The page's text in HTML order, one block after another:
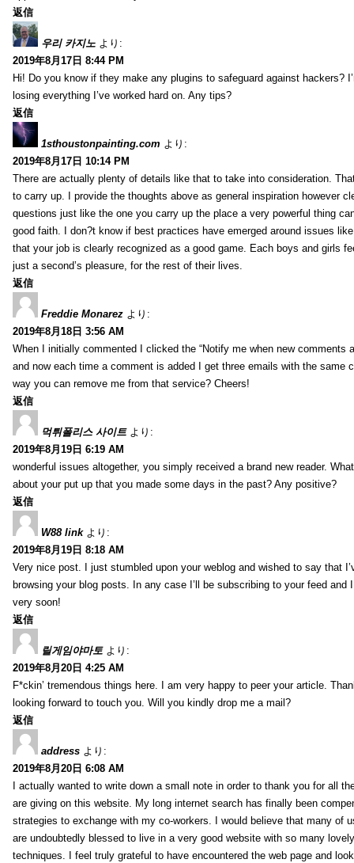
返信
우리 카지노 より:
2019年8月17日 8:44 PM
Hi! Do you know if they make any plugins to safeguard against hackers?
losing everything I’ve worked hard on. Any tips?
返信
1sthoustonpainting.com より:
2019年8月17日 10:14 PM
There are actually plenty of details like that to take into consideration.
to carry up. I provide the thoughts above as general inspiration however
questions just like the one you carry up the place a very powerful thing
good faith. I don?t know if best practices have emerged around issues
that your job is clearly recognized as a good game. Each boys and girls
just a second’s pleasure, for the rest of their lives.
返信
Freddie Monarez より:
2019年8月18日 3:56 AM
When I initially commented I clicked the “Notify me when new comments
and now each time a comment is added I get three emails with the same
way you can remove me from that service? Cheers!
返信
먹튀폴리스 사이트 より:
2019年8月19日 6:19 AM
wonderful issues altogether, you simply received a brand new reader.
about your put up that you made some days in the past? Any positive?
返信
W88 link より:
2019年8月19日 8:18 AM
Very nice post. I just stumbled upon your weblog and wished to say that
browsing your blog posts. In any case I’ll be subscribing to your feed and
very soon!
返信
릴게임야마토 より:
2019年8月20日 4:25 AM
F*ckin’ tremendous things here. I am very happy to peer your article.
looking forward to touch you. Will you kindly drop me a mail?
返信
address より:
2019年8月20日 6:08 AM
I actually wanted to write down a small note in order to thank you for all
are giving on this website. My long internet search has finally been
strategies to exchange with my co-workers. I would believe that many of
are undoubtedly blessed to live in a very good website with so many
techniques. I feel truly grateful to have encountered the web page and